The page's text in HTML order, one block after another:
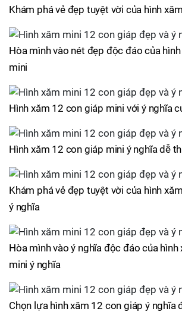
Khám phá vẻ đẹp tuyệt vời của hình
Hòa mình vào nét đẹp độc đáo của
mini
Hình xăm 12 con giáp mini với ý nghĩa
Hình xăm 12 con giáp mini ý nghĩa dễ
Khám phá vẻ đẹp tuyệt vời của hình
ý nghĩa
Hòa mình vào ý nghĩa độc đáo của
mini ý nghĩa
Chọn lựa hình xăm 12 con giáp ý nghĩa